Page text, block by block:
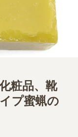
粧品、靴
プ蜜蝋の